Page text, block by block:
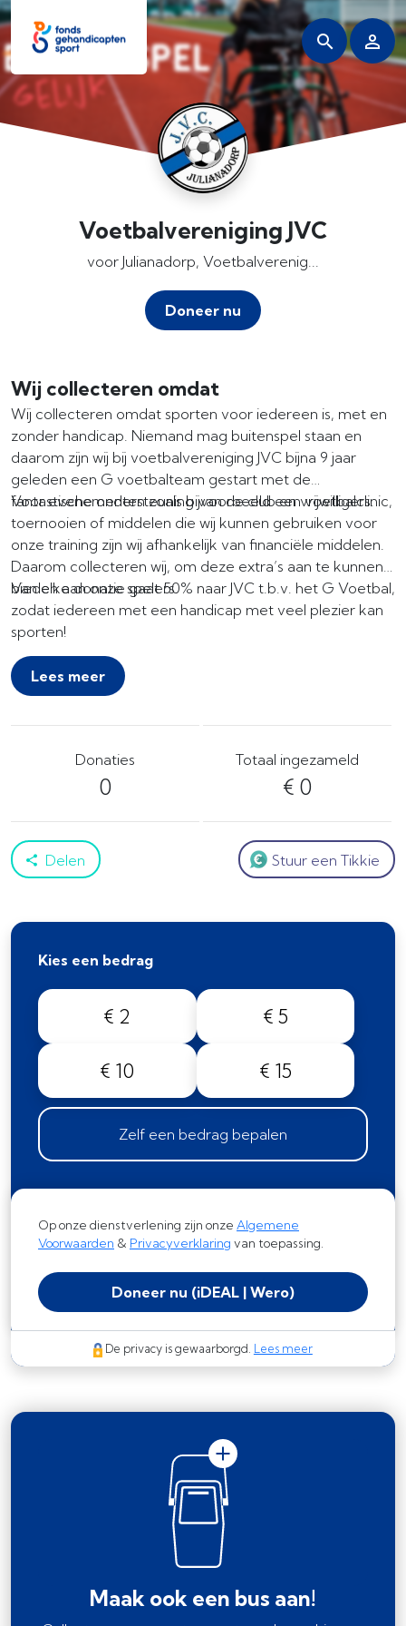
Voetbalvereniging JVC
voor Julianadorp, Voetbalverenig...
Doneer nu
Wij collecteren omdat
Wij collecteren omdat sporten voor iedereen is, met en
zonder handicap. Niemand mag buitenspel staan en
daarom zijn wij bij voetbalvereniging JVC bijna 9 jaar
geleden een G voetbalteam gestart met de
fantastische ondersteuning van de club en vrijwilligers.
Voor evenementen zoals bijvoorbeeld een voetbalclinic,
toernooien of middelen die wij kunnen gebruiken voor
onze training zijn wij afhankelijk van financiële middelen.
Daarom collecteren wij, om deze extra’s aan te kunnen
bieden aan onze spelers.
Van elke donatie gaat 50% naar JVC t.b.v. het G Voetbal,
zodat iedereen met een handicap met veel plezier kan
sporten!
Lees meer
Donaties
0
Totaal ingezameld
€ 0
Delen Stuur een Tikkie
Kies een bedrag
€ 2 € 5
€ 10 € 15
Zelf een bedrag bepalen
Op onze dienstverlening zijn onze Algemene
Voorwaarden & Privacyverklaring van toepassing.
Doneer nu (iDEAL | Wero)
De privacy is gewaarborgd. Lees meer
Maak ook een bus aan!